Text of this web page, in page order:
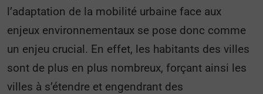
l’adaptation de la mobilité urbaine face aux
enjeux environnementaux se pose donc comme
un enjeu crucial. En effet, les habitants des villes
sont de plus en plus nombreux, forçant ainsi les
villes à s’étendre et engendrant des